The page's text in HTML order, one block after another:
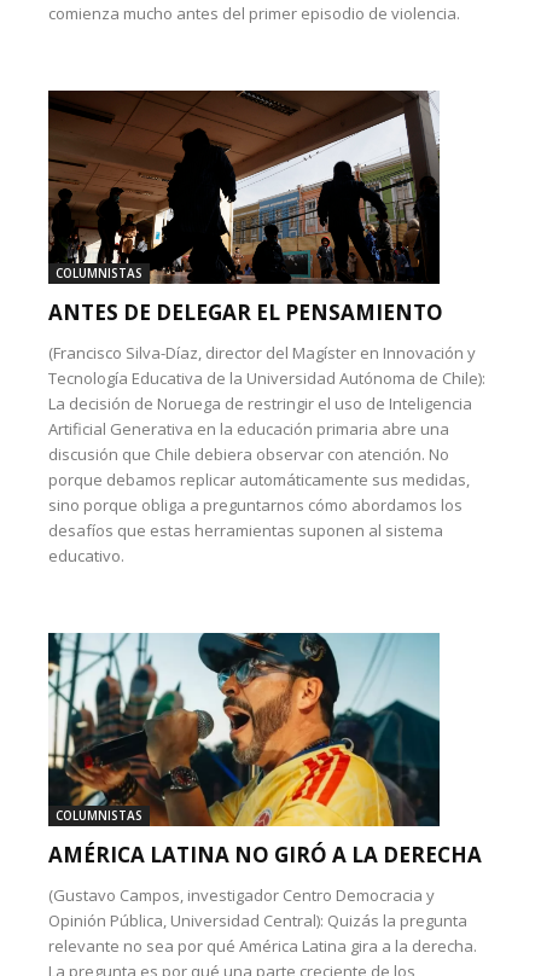
comienza mucho antes del primer episodio de violencia.
COLUMNISTAS
ANTES DE DELEGAR EL PENSAMIENTO
(Francisco Silva-Díaz, director del Magíster en Innovación y
Tecnología Educativa de la Universidad Autónoma de Chile):
La decisión de Noruega de restringir el uso de Inteligencia
Artificial Generativa en la educación primaria abre una
discusión que Chile debiera observar con atención. No
porque debamos replicar automáticamente sus medidas,
sino porque obliga a preguntarnos cómo abordamos los
desafíos que estas herramientas suponen al sistema
educativo.
COLUMNISTAS
AMÉRICA LATINA NO GIRÓ A LA DERECHA
(Gustavo Campos, investigador Centro Democracia y
Opinión Pública, Universidad Central): Quizás la pregunta
relevante no sea por qué América Latina gira a la derecha.
La pregunta es por qué una parte creciente de los